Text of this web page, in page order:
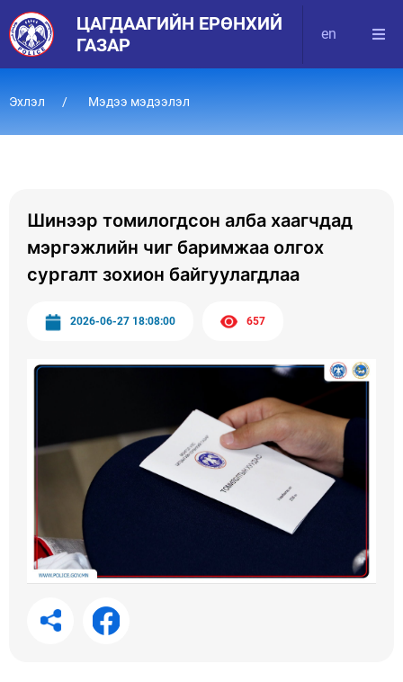
ЦАГДААГИЙН ЕРӨНХИЙ
ГАЗАР
en
Эхлэл Мэдээ мэдээлэл
Шинээр томилогдсон алба хаагчдад
мэргэжлийн чиг баримжаа олгох
сургалт зохион байгуулагдлаа
2026-06-27 18:08:00 657